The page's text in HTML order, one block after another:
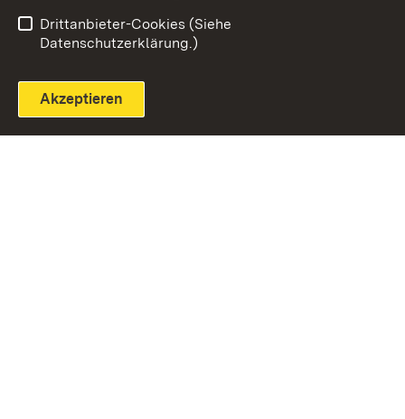
Drittanbieter-Cookies (Siehe
Datenschutzerklärung.)
Akzeptieren